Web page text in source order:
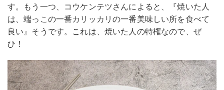
す。もう一つ、コウケンテツさんによると、『焼いた人
は、端っこの一番カリッカリの一番美味しい所を食べて
良い』そうです。これは、焼いた人の特権なので、ぜ
ひ！